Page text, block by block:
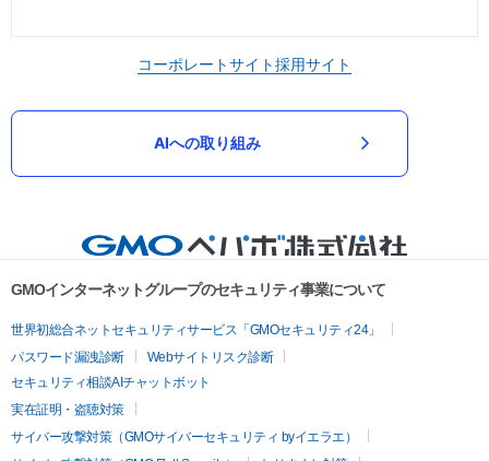
コーポレートサイト採用サイト
AIへの取り組み
GMOインターネットグループのセキュリティ事業について
世界初総合ネットセキュリティサービス「GMOセキュリティ24」
パスワード漏洩診断
Webサイトリスク診断
セキュリティ相談AIチャットボット
実在証明・盗聴対策
サイバー攻撃対策（GMOサイバーセキュリティ byイエラエ）